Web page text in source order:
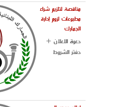
مناقصة لتلزيم شراء
مطبوعات لزوم إدارة
الجمارك
دعوة الاعلان +
دفتر الشروط